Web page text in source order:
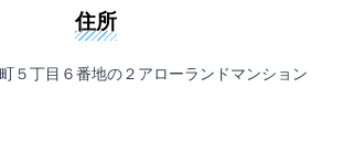
住所
５丁目６番地の２アローランドマンション